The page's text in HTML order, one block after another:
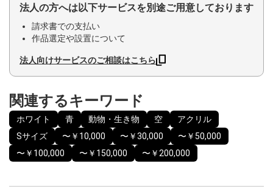
法人の方へは以下サービスを別途ご用意しております
請求書での支払い
作品選定や設置について
法人向けサービスのご相談はこちら
関連するキーワード
ホワイト 青 動物・生き物 空
アクリル
Sサイズ
〜￥10,000 〜￥30,000
〜￥50,000
〜￥100,000
〜￥150,000 〜￥200,000